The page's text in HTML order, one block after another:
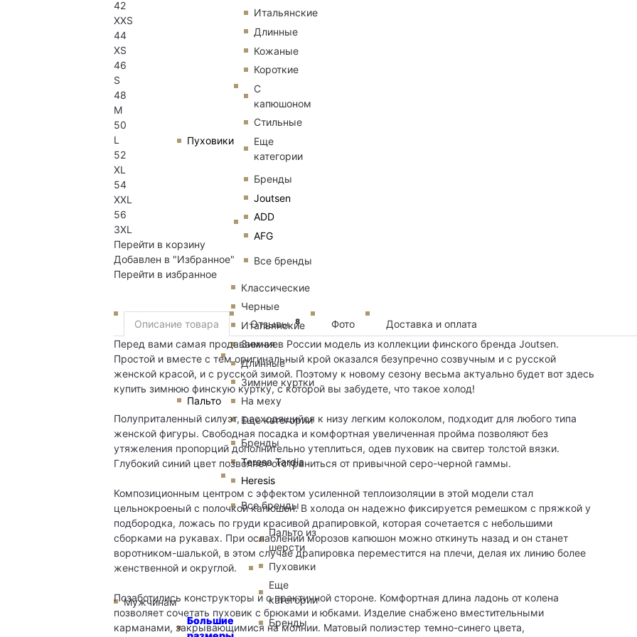
Мужчинам
Пуховики
Итальянские
Длинные
Кожаные
Короткие
С
капюшоном
Стильные
Еще
категории
Бренды
Joutsen
ADD
AFG
Все бренды
Пальто
Классические
Черные
Итальянские
Зимние
Длинные
Зимние куртки
На меху
Еще категории
Бренды
Teresa Tardia
Heresis
Все бренды
Большие
Пальто из
шерсти
Пуховики
Еще
категории
Бренды
42
XXS
44
XS
46
S
48
M
50
L
52
XL
54
XXL
56
3XL
Перейти в корзину
Добавлен в "Избранное"
Перейти в избранное
Описание товара Отзывы 8 Фото
Доставка и оплата
Перед вами самая продаваемая в России модель из коллекции финского бренда Joutsen.
Простой и вместе с тем оригинальный крой оказался безупречно созвучным и с русской
женской красой, и с русской зимой. Поэтому к новому сезону весьма актуально будет вот здесь
купить зимнюю финскую куртку, с которой вы забудете, что такое холод!
Полуприталенный силуэт, расходящийся к низу легким колоколом, подходит для любого типа
женской фигуры. Свободная посадка и комфортная увеличенная пройма позволяют без
утяжеления пропорций дополнительно утеплиться, одев пуховик на свитер толстой вязки.
Глубокий синий цвет позволяет отстраниться от привычной серо-черной гаммы.
Композиционным центром с эффектом усиленной теплоизоляции в этой модели стал
цельнокроеный с полочкой капюшон. В холода он надежно фиксируется ремешком с пряжкой у
подбородка, ложась по груди красивой драпировкой, которая сочетается с небольшими
сборками на рукавах. При ослаблении морозов капюшон можно откинуть назад и он станет
воротником-шалькой, в этом случае драпировка переместится на плечи, делая их линию более
женственной и округлой.
Позаботились конструкторы и о практичной стороне. Комфортная длина ладонь от колена
позволяет сочетать пуховик с брюками и юбками. Изделие снабжено вместительными
карманами, закрывающимися на молнии. Матовый полиэстер темно-синего цвета,